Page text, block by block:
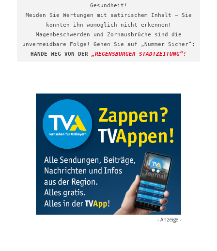
Gesundheit!
Meiden Sie Wertungen mit satirischem Inhalt – Sie
könnten ihn womöglich nicht erkennen!
Magenbeschwerden und Zornausbrüche sind die
unvermeidbare Folge! Gehen Sie auf „Nummer Sicher“:
HÄNDE WEG VON DER „REGENSBURGER STADTZEITUNG“!
- Anzeige -